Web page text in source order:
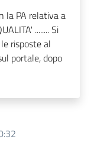
la PA relativa a
........ Si
risposte al
portale, dopo